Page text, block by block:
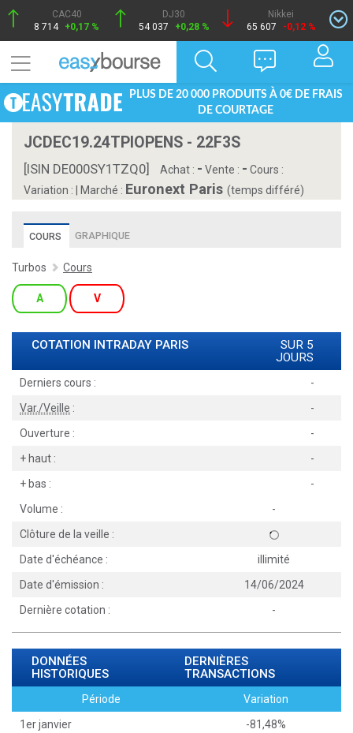
CAC40
8 714 +0,17 %
DJ30
54 037
+0,28 %
Nikkei
65 607
-0,12 %
PLUS DE 20 000 PRODUITS À 0€ DE FRAIS
DE COURTAGE
JCDEC19.24TPIOPENS - 22F3S
[ISIN DE000SY1TZQ0] Achat : - Vente : - Cours :
Variation :
Marché : Euronext Paris (temps différé)
COURS GRAPHIQUE
Turbos Cours
A V
COTATION INTRADAY PARIS
SUR 5
JOURS
Derniers cours :
-
Var./Veille :
-
Ouverture :
-
+ haut :
-
+ bas :
-
Volume :
-
Clôture de la veille :
Date d'échéance :
illimité
Date d'émission :
14/06/2024
Dernière cotation :
-
DONNÉES
HISTORIQUES
DERNIÈRES
TRANSACTIONS
Période
Variation
1er janvier
-81,48%